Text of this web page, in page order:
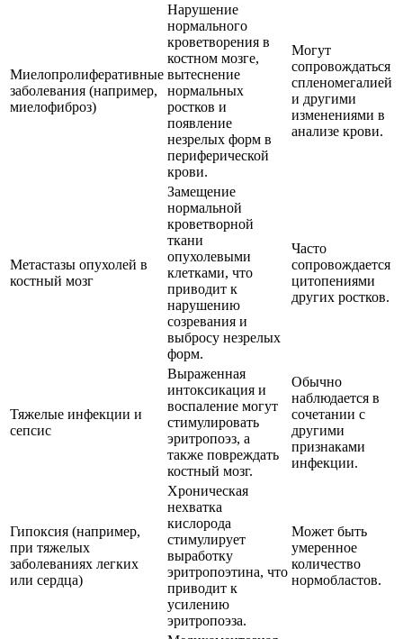
Миелопролиферативные
заболевания (например,
миелофиброз)
Нарушение
нормального
кроветворения в
костном мозге,
вытеснение
нормальных
ростков и
появление
незрелых форм в
периферической
крови.
Могут
сопровождаться
спленомегалией
и другими
изменениями в
анализе крови.
Метастазы опухолей в
костный мозг
Замещение
нормальной
кроветворной
ткани
опухолевыми
клетками, что
приводит к
нарушению
созревания и
выбросу незрелых
форм.
Часто
сопровождается
цитопениями
других ростков.
Тяжелые инфекции и
сепсис
Выраженная
интоксикация и
воспаление могут
стимулировать
эритропоэз, а
также повреждать
костный мозг.
Обычно
наблюдается в
сочетании с
другими
признаками
инфекции.
Гипоксия (например,
при тяжелых
заболеваниях легких
или сердца)
Хроническая
нехватка
кислорода
стимулирует
выработку
эритропоэтина, что
приводит к
усилению
эритропоэза.
Может быть
умеренное
количество
нормобластов.